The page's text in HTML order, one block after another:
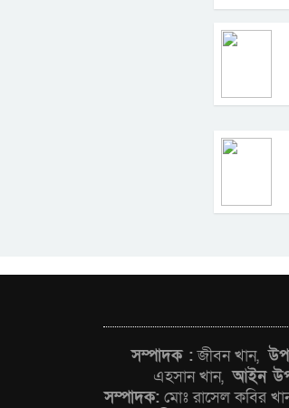
সম্পাদক :জীবন খান,
এহসান খান,আইন
সম্পাদক: মোঃ রাসেল কবির